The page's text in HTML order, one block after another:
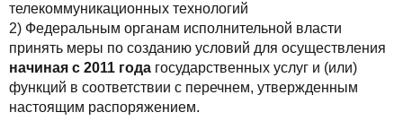
телекоммуникационных технологий
2) Федеральным органам исполнительной власти
принять меры по созданию условий для осуществления
начиная с 2011 года государственных услуг и (или)
функций в соответствии с перечнем, утвержденным
настоящим распоряжением.